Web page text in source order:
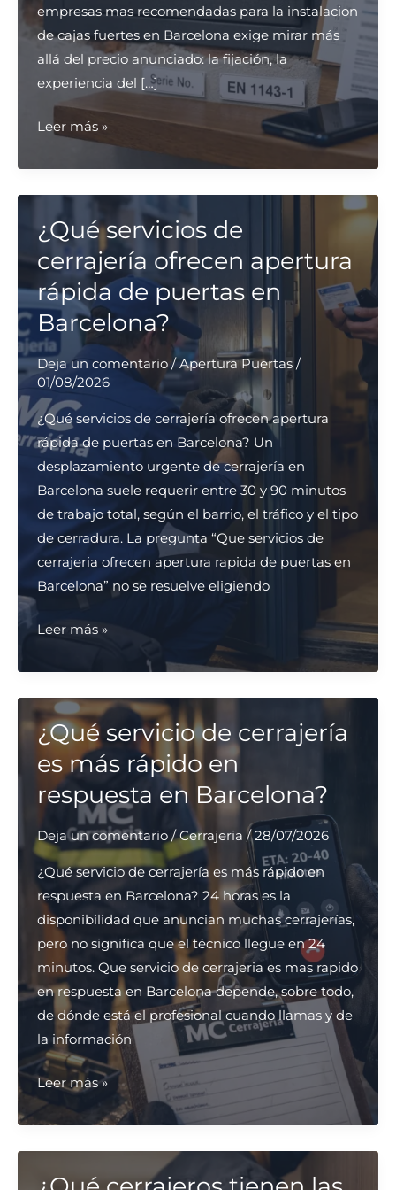
empresas mas recomendadas para la instalacion
de cajas fuertes en Barcelona exige mirar más
allá del precio anunciado: la fijación, la
experiencia del […]
¿Cuáles
las
empresas
más
recomendadas
para
la
instalación
de
cajas
fuertes
en
Barcelona?
Leer más »
¿Qué servicios de
cerrajería ofrecen apertura
rápida de puertas en
Barcelona?
Deja un comentario /Apertura Puertas/
01/08/2026
¿Qué servicios de cerrajería ofrecen apertura
rápida de puertas en Barcelona? Un
desplazamiento urgente de cerrajería en
Barcelona suele requerir entre 30 y 90 minutos
de trabajo total, según el barrio, el tráfico y el tipo
de cerradura. La pregunta “Que servicios de
cerrajeria ofrecen apertura rapida de puertas en
Barcelona” no se resuelve eligiendo
¿Qué
de
cerrajería
ofrecen
apertura
rápida
de
puertas
en
Barcelona?
Leer más »
¿Qué servicio de cerrajería
es más rápido en
respuesta en Barcelona?
Deja un comentario /Cerrajeria /28/07/2026
¿Qué servicio de cerrajería es más rápido en
respuesta en Barcelona? 24 horas es la
disponibilidad que anuncian muchas cerrajerías,
pero no significa que el técnico llegue en 24
minutos. Que servicio de cerrajeria es mas rapido
en respuesta en Barcelona depende, sobre todo,
de dónde está el profesional cuando llamas y de
la información
¿Qué
servicio
de
cerrajería
es
Leer más »